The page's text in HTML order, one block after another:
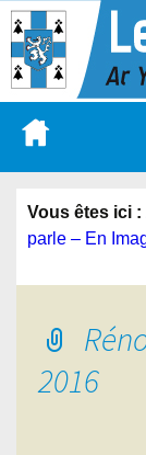
Vous êtes ici :
parle – En
2016